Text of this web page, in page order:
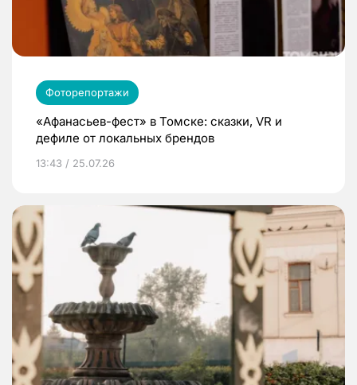
Фоторепортажи
«Афанасьев-фест» в Томске: сказки, VR и
дефиле от локальных брендов
13:43 / 25.07.26